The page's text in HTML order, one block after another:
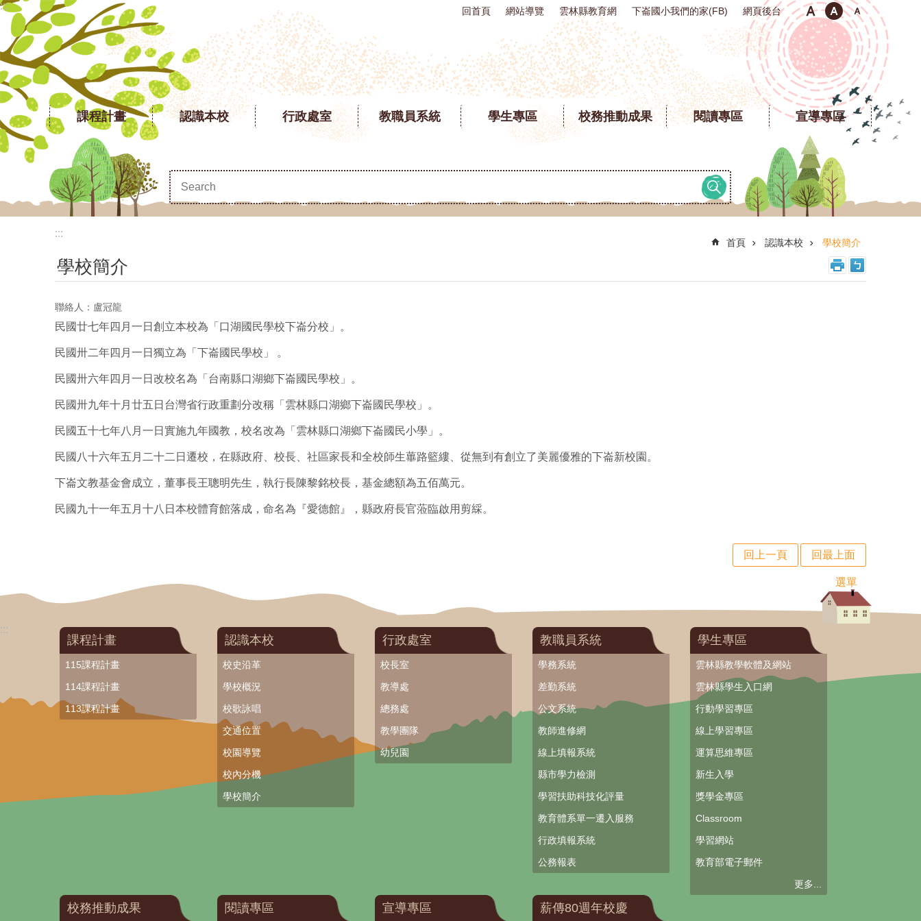
跳到主要內容區塊
::: 回首頁 網站導覽 雲林縣教育網 下崙國小我們的家(FB) 網頁後台
課程計畫 認識本校 行政處室 教職員系統 學生專區 校務推動成果 閱讀專區 宣導專區
:::
首頁 認識本校 學校簡介
學校簡介
聯絡人：盧冠龍
民國廿七年四月一日創立本校為「口湖國民學校下崙分校」。
民國卅二年四月一日獨立為「下崙國民學校」 。
民國卅六年四月一日改校名為「台南縣口湖鄉下崙國民學校」。
民國卅九年十月廿五日台灣省行政重劃分改稱「雲林縣口湖鄉下崙國民學校」。
民國五十七年八月一日實施九年國教，校名改為「雲林縣口湖鄉下崙國民小學」。
民國八十六年五月二十二日遷校，在縣政府、校長、社區家長和全校師生蓽路籃縷、從無到有創立了美麗優雅的下崙新校園。
下崙文教基金會成立，董事長王聰明先生，執行長陳黎銘校長，基金總額為五佰萬元。
民國九十一年五月十八日本校體育館落成，命名為『愛德館』，縣政府長官蒞臨啟用剪綵。
回上一頁 回最上面
選單
:::
課程計畫
115課程計畫
114課程計畫
113課程計畫
認識本校
校史沿革
學校概況
校歌詠唱
交通位置
校園導覽
校內分機
學校簡介
行政處室
校長室
教導處
總務處
教學團隊
幼兒園
教職員系統
學務系統
差勤系統
公文系統
教師進修網
線上填報系統
縣市學力檢測
學習扶助科技化評量
教育體系單一遷入服務
行政填報系統
公務報表
學生專區
雲林縣教學軟體及網站
雲林縣學生入口網
行動學習專區
線上學習專區
運算思維專區
新生入學
獎學金專區
Classroom
學習網站
教育部電子郵件
更多...
校務推動成果 閱讀專區 宣導專區 薪傳80週年校慶